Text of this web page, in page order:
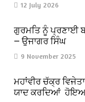
12 July 2026
ਗੁਰਮਤਿ ਨੂੰ ਪ੍ਰਣਾਈ
— ਉਜਾਗਰ ਸਿੰਘ
9 November 2025
ਮਹਾਂਵੀਰ ਚੱਕ੍ਰ
ਯਾਦ ਕਰਦਿਆਂ ਹੋਇਆਂ